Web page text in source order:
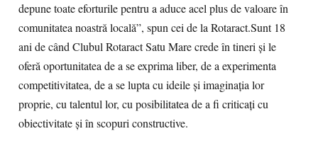
depune toate eforturile pentru a aduce acel plus de valoare în
comunitatea noastră locală”, spun cei de la Rotaract.Sunt 18
ani de când Clubul Rotaract Satu Mare crede în tineri și le
oferă oportunitatea de a se exprima liber, de a experimenta
competitivitatea, de a se lupta cu ideile şi imaginaţia lor
proprie, cu talentul lor, cu posibilitatea de a fi criticaţi cu
obiectivitate şi în scopuri constructive.